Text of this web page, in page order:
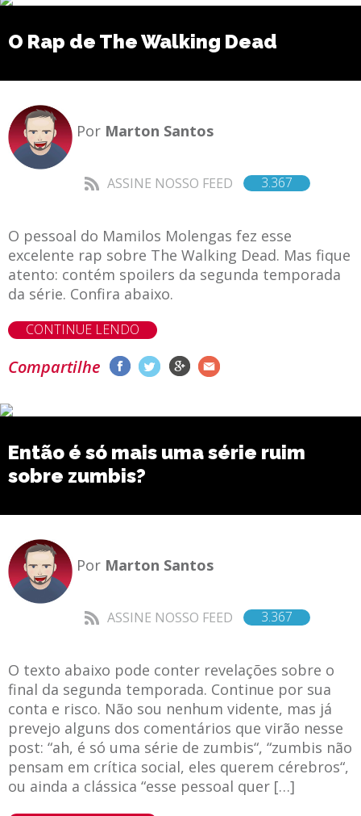
O Rap de The Walking Dead
Por Marton Santos
ASSINE NOSSO FEED 3.367
O pessoal do Mamilos Molengas fez esse
excelente rap sobre The Walking Dead. Mas fique
atento: contém spoilers da segunda temporada
da série. Confira abaixo.
CONTINUE LENDO
Compartilhe
Então é só mais uma série ruim
sobre zumbis?
Por Marton Santos
ASSINE NOSSO FEED 3.367
O texto abaixo pode conter revelações sobre o
final da segunda temporada. Continue por sua
conta e risco. Não sou nenhum vidente, mas já
prevejo alguns dos comentários que virão nesse
post: “ah, é só uma série de zumbis“, “zumbis não
pensam em crítica social, eles querem cérebros“,
ou ainda a clássica “esse pessoal quer […]